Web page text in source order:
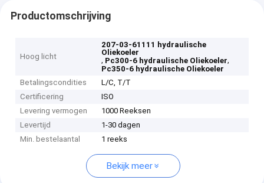
Productomschrijving
Hoog licht
207-03-61111 hydraulische
Oliekoeler
, Pc300-6 hydraulische Oliekoeler,
Pc350-6 hydraulische Oliekoeler
Betalingscondities
L/C, T/T
Certificering
ISO
Levering vermogen
1000 Reeksen
Levertijd
1-30 dagen
Min. bestelaantal
1 reeks
Bekijk meer